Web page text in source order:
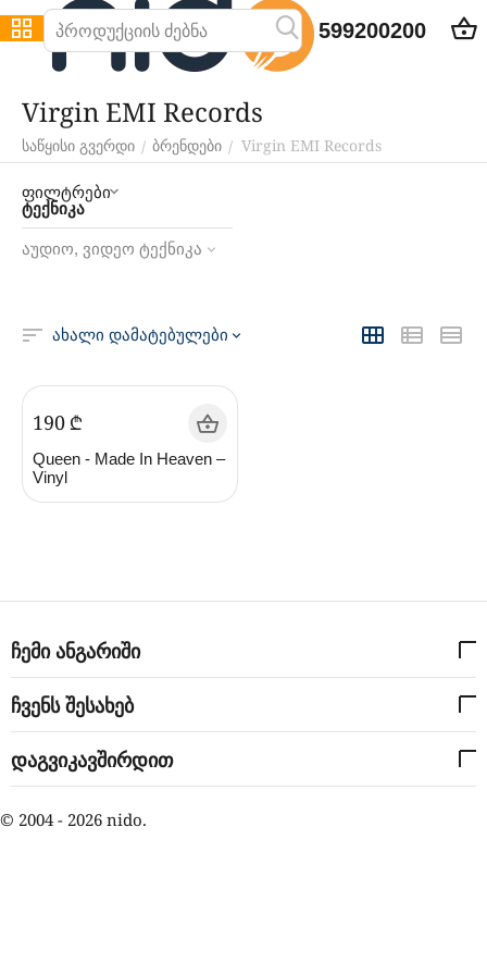
599200200
Virgin EMI Records
საწყისი გვერდი / ბრენდები / Virgin EMI Records
ფილტრები
ტექნიკა
აუდიო, ვიდეო ტექნიკა
ახალი დამატებულები
‍190‍₾
Queen - Made In Heaven –
Vinyl
ჩემი ანგარიში
ჩვენს შესახებ
დაგვიკავშირდით
© 2004 - 2026 nido.